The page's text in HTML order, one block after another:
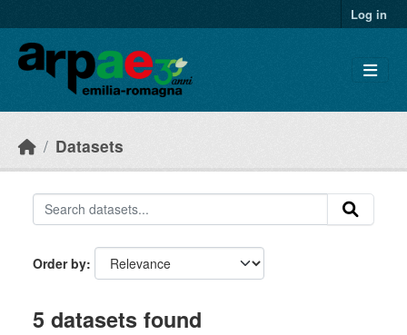
Log in
Datasets
Order by
5 datasets found